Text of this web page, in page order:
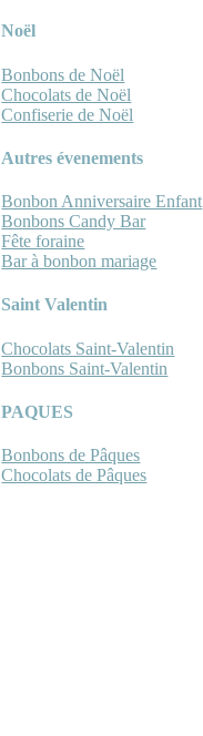
Noël
Bonbons de Noël
Chocolats de Noël
Confiserie de Noël
Autres évenements
Bonbon Anniversaire Enfant
Bonbons Candy Bar
Fête foraine
Bar à bonbon mariage
Saint Valentin
Chocolats Saint-Valentin
Bonbons Saint-Valentin
PAQUES
Bonbons de Pâques
Chocolats de Pâques